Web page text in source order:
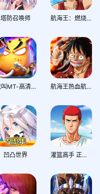
塔防召唤师 航海王：燃烧意志
我叫MT-高清版 航海王热血航线
凹凸世界 灌篮高手 正版授权手游